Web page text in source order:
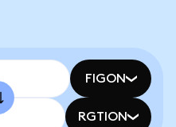
FIGON
RGTION